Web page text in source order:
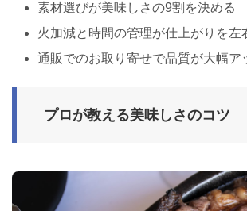
素材選びが美味しさの9割を決める
火加減と時間の管理が仕上がりを左
通販でのお取り寄せで品質が大幅ア
プロが教える美味しさのコツ